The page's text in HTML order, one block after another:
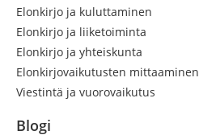
Elonkirjo ja kuluttaminen
Elonkirjo ja liiketoiminta
Elonkirjo ja yhteiskunta
Elonkirjovaikutusten mittaaminen
Viestintä ja vuorovaikutus
Blogi